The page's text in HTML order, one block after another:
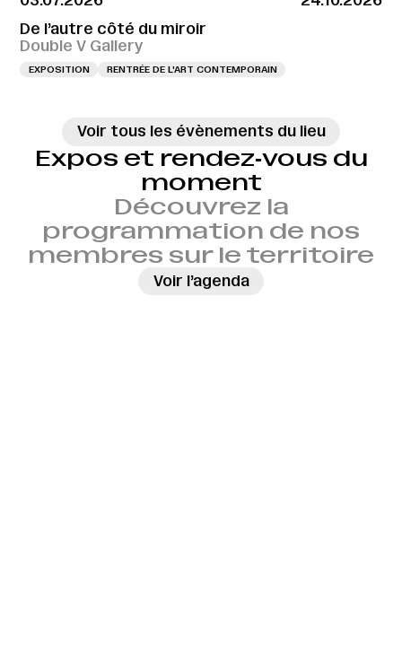
De l’autre côté du miroir
Double V Gallery
EXPOSITION RENTRÉE DE L'ART CONTEMPORAIN
Voir tous les évènements du lieu
Expos et rendez‑vous du
moment
Découvrez la
programmation de nos
membres sur le territoire
Voir l’agenda